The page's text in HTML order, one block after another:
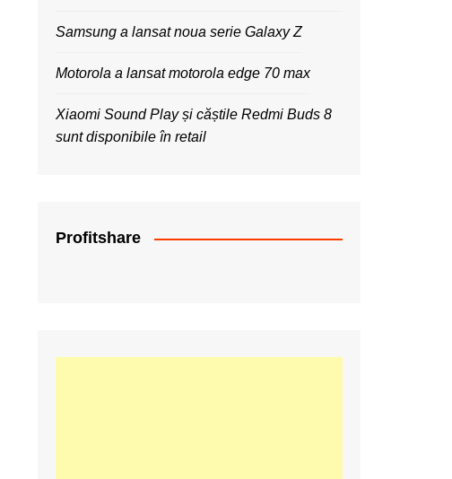
Samsung a lansat noua serie Galaxy Z
Motorola a lansat motorola edge 70 max
Xiaomi Sound Play și căștile Redmi Buds 8
sunt disponibile în retail
Profitshare